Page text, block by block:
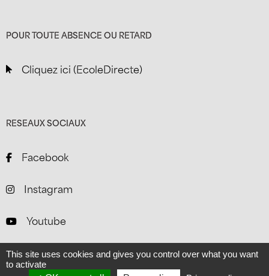
POUR TOUTE ABSENCE OU RETARD
Cliquez ici (EcoleDirecte)
RESEAUX SOCIAUX
Facebook
Instagram
Youtube
Mentions légales
This site uses cookies and gives you control over what you want
to activate